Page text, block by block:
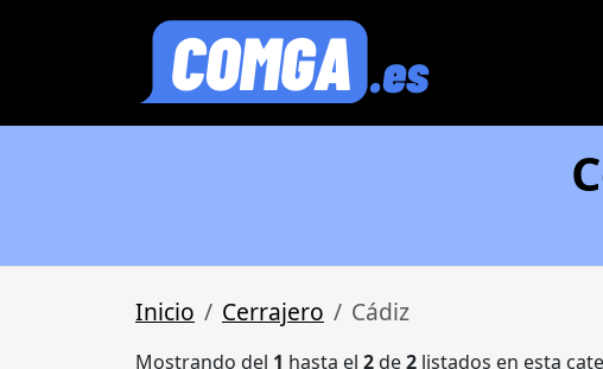
Inicio Cerrajero Cádiz
Mostrando del 1 hasta el 2de2 listados en esta